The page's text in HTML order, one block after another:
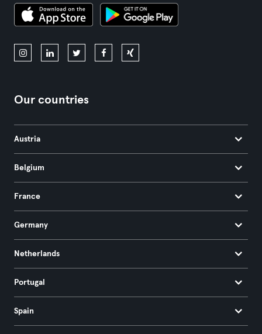
Our countries
Austria
Belgium
France
Germany
Netherlands
Portugal
Spain